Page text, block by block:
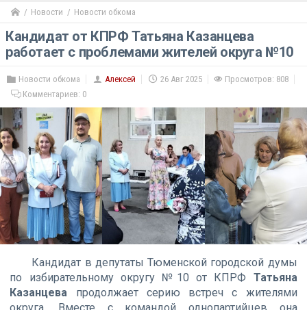
Новости Новости обкома
Кандидат от КПРФ Татьяна Казанцева
работает с проблемами жителей округа №10
Новости обкома Алексей 26 Авг 2025
Просмотров: 808
Комментариев: 0
Кандидат в депутаты Тюменской городской думы
по избирательному округу №10 от КПРФ Татьяна
Казанцева продолжает серию встреч с жителями